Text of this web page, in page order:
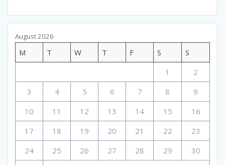
August 2026
M T W T F S
S
1
2
3
4 5 6 7 8
9
10
11 12 13 14 15
16
17
18 19 20 21 22
23
24
25 26 27 28 29
30